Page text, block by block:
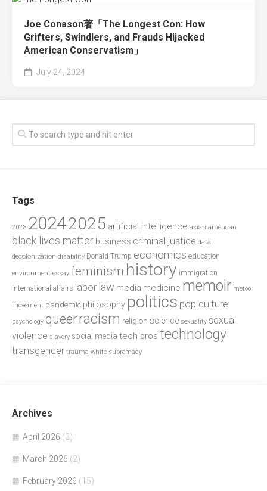
Joe Conason著「The Longest Con: How
Grifters, Swindlers, and Frauds Hijacked
American Conservatism」
July 24, 2024
Tags
2023 20242025 artificial intelligence asian american
black lives matter business criminal justice data
decolonization disability Donald Trump economics education
environment essay feminism history immigration
international affairs labor law media medicine memoir metoo
movement pandemic philosophy politics pop culture
psychology queerracism religion science sexuality sexual
violence slavery social media tech bros technology
transgender trauma white supremacy
Archives
April 2026 (2)
March 2026 (2)
February 2026 (15)